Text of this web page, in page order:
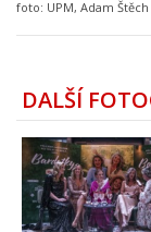
foto: UPM, Adam
DALŠÍ